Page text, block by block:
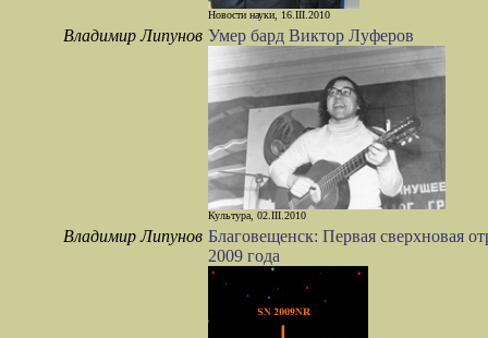
Новости науки, 16.III.2010
Владимир Липунов Умер бард Виктор Луферов
Культура, 02.III.2010
Владимир Липунов Благовещенск: Первая сверхновая
2009 года